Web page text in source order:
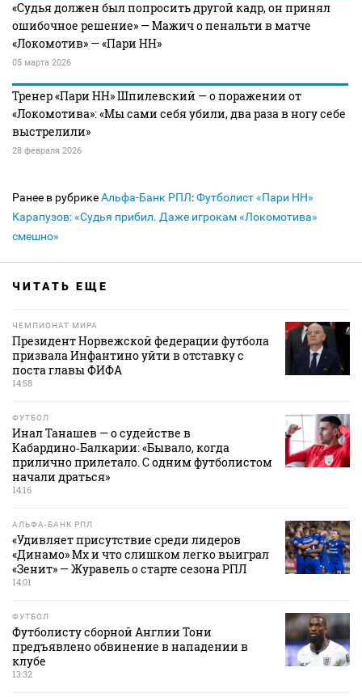
«Судья должен был попросить другой кадр, он принял
ошибочное решение» — Мажич о пенальти в матче
«Локомотив» — «Пари НН»
05 марта 2026
Тренер «Пари НН» Шпилевский — о поражении от
«Локомотива»: «Мы сами себя убили, два раза в ногу себе
выстрелили»
28 февраля 2026
Ранее в рубрикеАльфа-Банк РПЛ:Футболист «Пари НН»
Карапузов: «Судья прибил. Даже игрокам «Локомотива»
смешно»
ЧИТАТЬ ЕЩЕ
ЧЕМПИОНАТ МИРА
Президент Норвежской федерации футбола
призвала Инфантино уйти в отставку с
поста главы ФИФА
14:58
ФУТБОЛ
Инал Танашев — о судействе в
Кабардино‑Балкарии: «Бывало, когда
прилично прилетало. С одним футболистом
начали драться»
14:16
АЛЬФА-БАНК РПЛ
«Удивляет присутствие среди лидеров
«Динамо» Мх и что слишком легко выиграл
«Зенит» — Журавель о старте сезона РПЛ
14:01
ФУТБОЛ
Футболисту сборной Англии Тони
предъявлено обвинение в нападении в
клубе
13:32